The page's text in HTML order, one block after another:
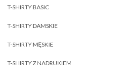
T-SHIRTY BASIC
T-SHIRTY DAMSKIE
T-SHIRTY MĘSKIE
T-SHIRTY Z NADRUKIEM